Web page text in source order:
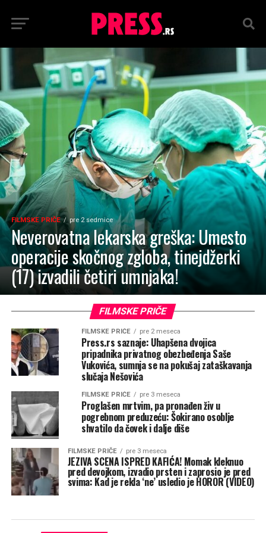
FILMSKE PRIČE pre 2 sedmice
Neverovatna lekarska greška: Umesto
operacije skočnog zgloba, tinejdžerki
(17) izvadili četiri umnjaka!
FILMSKE PRIČE
FILMSKE PRIČE pre 2 meseca
Press.rs saznaje: Uhapšena dvojica
pripadnika privatnog obezbeđenja Saše
Vukovića, sumnja se na pokušaj zataškavanja
slučaja Nešovića
FILMSKE PRIČE pre 3 meseca
Proglašen mrtvim, pa pronađen živ u
pogrebnom preduzeću: Šokirano osoblje
shvatilo da čovek i dalje diše
FILMSKE PRIČE pre 3 meseca
JEZIVA SCENA ISPRED KAFIĆA! Momak kleknuo
pred devojkom, izvadio prsten i zaprosio je pred
svima: Kad je rekla ‘ne’ usledio je HOROR (VIDEO)